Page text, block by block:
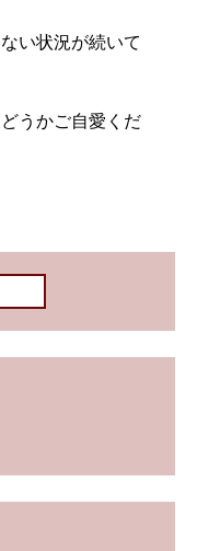
い状況が続いて
うかご自愛くだ